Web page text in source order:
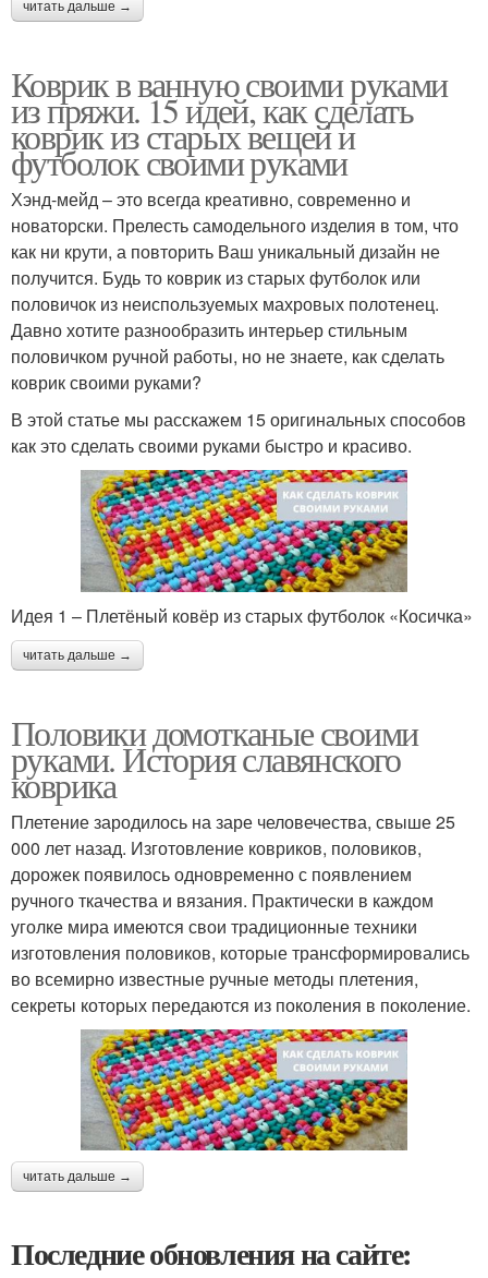
читать дальше →
Коврик в ванную своими руками
из пряжи. 15 идей, как сделать
коврик из старых вещей и
футболок своими руками
Хэнд-мейд – это всегда креативно, современно и
новаторски. Прелесть самодельного изделия в том, что
как ни крути, а повторить Ваш уникальный дизайн не
получится. Будь то коврик из старых футболок или
половичок из неиспользуемых махровых полотенец.
Давно хотите разнообразить интерьер стильным
половичком ручной работы, но не знаете, как сделать
коврик своими руками?
В этой статье мы расскажем 15 оригинальных способов
как это сделать своими руками быстро и красиво.
Идея 1 – Плетёный ковёр из старых футболок «Косичка»
читать дальше →
Половики домотканые своими
руками. История славянского
коврика
Плетение зародилось на заре человечества, свыше 25
000 лет назад. Изготовление ковриков, половиков,
дорожек появилось одновременно с появлением
ручного ткачества и вязания. Практически в каждом
уголке мира имеются свои традиционные техники
изготовления половиков, которые трансформировались
во всемирно известные ручные методы плетения,
секреты которых передаются из поколения в поколение.
читать дальше →
Последние обновления на сайте: